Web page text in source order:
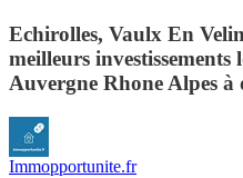
Echirolles, Vaulx En
meilleurs investissements
Auvergne Rhone Alpes à
Immopportunite.fr